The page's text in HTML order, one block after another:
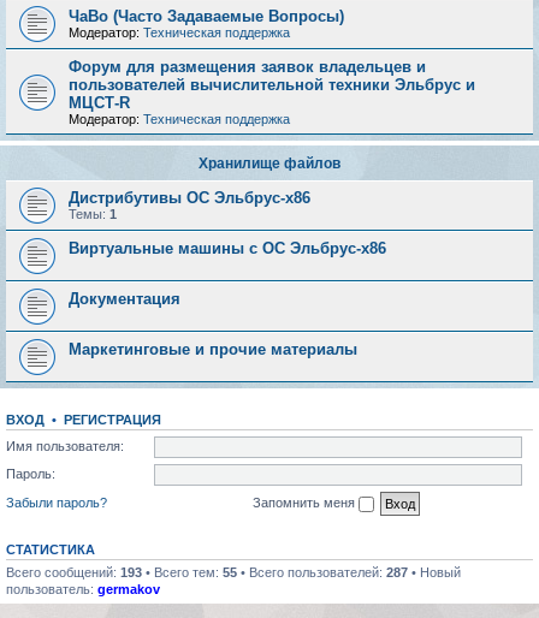
ЧаВо (Часто Задаваемые Вопросы)
Модератор: Техническая поддержка
Форум для размещения заявок владельцев и
пользователей вычислительной техники Эльбрус и
МЦСТ-R
Модератор: Техническая поддержка
Хранилище файлов
Дистрибутивы ОС Эльбрус-x86
Темы: 1
Виртуальные машины с ОС Эльбрус-x86
Документация
Маркетинговые и прочие материалы
ВХОД • РЕГИСТРАЦИЯ
Имя пользователя:
Пароль:
Забыли пароль?
Запомнить меня
СТАТИСТИКА
Всего сообщений: 193 • Всего тем: 55 • Всего пользователей: 287 • Новый
пользователь: germakov